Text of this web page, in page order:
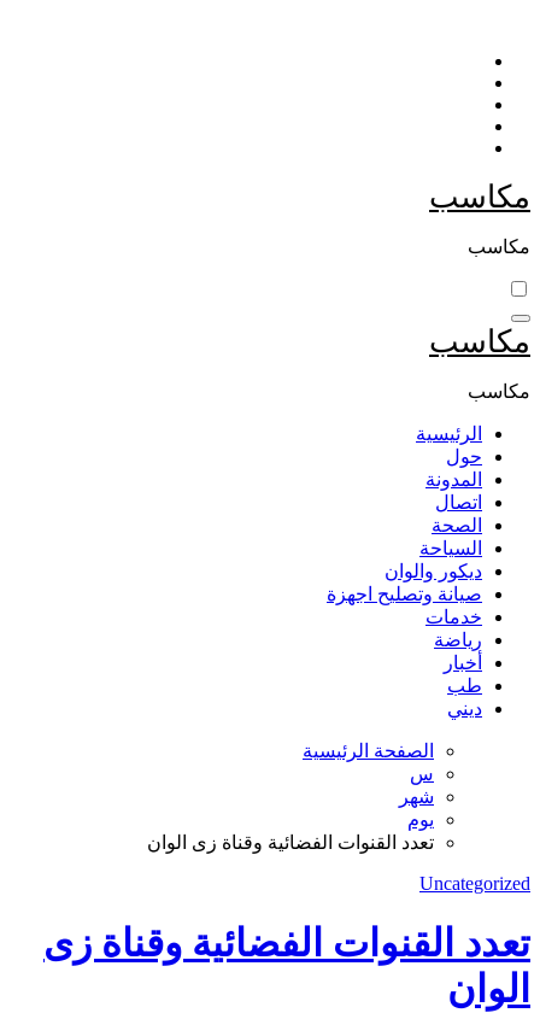
التجاوز
المحتوى
مكاسب
مكاسب
مكاسب
مكاسب
الرئيسية
حول
المدونة
اتصال
الصحة
السياحة
ديكور والوان
صيانة وتصليح اجهزة
خدمات
رياضة
أخبار
طب
ديني
الصفحة الرئيسية
س
شهر
يوم
تعدد القنوات الفضائية وقناة زى الوان
Uncategorized
تعدد القنوات الفضائية وقناة زى
الوان